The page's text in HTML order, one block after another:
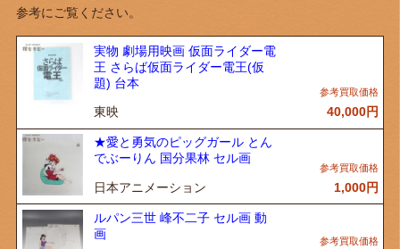
参考にご覧ください。
実物 劇場用映画 仮面ライダー電
王 さらば仮面ライダー電王(仮
題) 台本
東映 40,000円
★愛と勇気のピッグガール とん
でぶーりん 国分果林 セル画
日本アニメーション 1,000円
ルパン三世 峰不二子 セル画 動
画